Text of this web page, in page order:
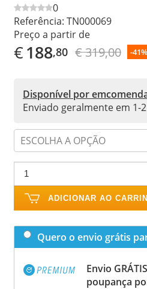
0
Referência: TN000069
Preço a partir de
€188,80 € 319,00 -41%
Disponível por
Enviado geralmente em 1-
ESCOLHA A OPÇÃO
ADICIONAR AO
Quero o envio grátis
Envio
poupança